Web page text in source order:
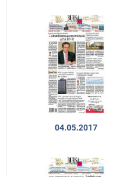
04.05.2017